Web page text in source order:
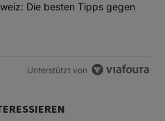
"Tanken in der Schweiz: Die
Die besten Tipps gegen
Unterstützt von